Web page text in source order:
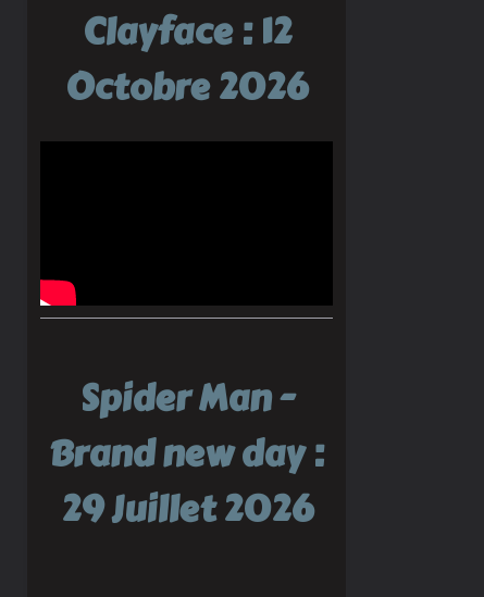
Clayface : 12
Octobre 2026
Spider Man -
Brand new day :
29 Juillet 2026